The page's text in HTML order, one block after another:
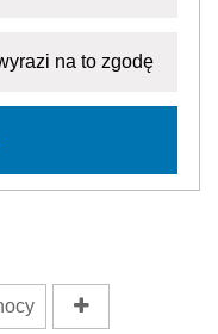
na to zgodę